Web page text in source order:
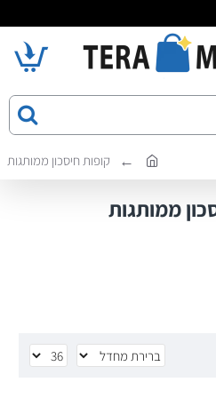
קופות חיסכון ממותגות
ממותגות